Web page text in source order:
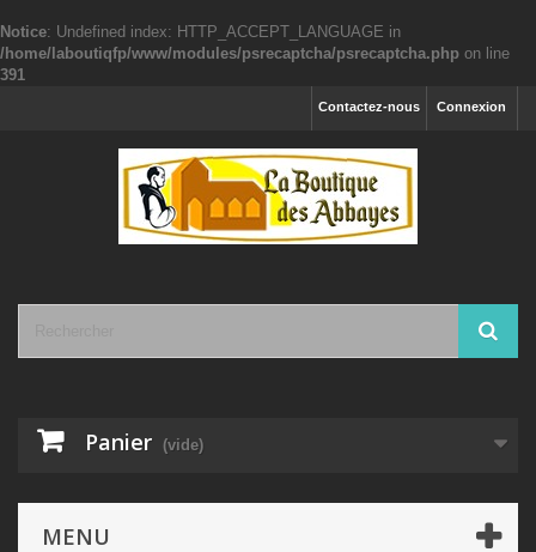
Notice: Undefined index: HTTP_ACCEPT_LANGUAGE in
/home/laboutiqfp/www/modules/psrecaptcha/psrecaptcha.php on line
391
Connexion
Contactez-nous
Panier (vide)
MENU